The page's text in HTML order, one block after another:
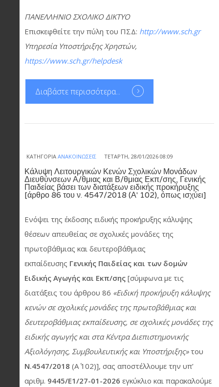
ΠΑΝΕΛΛΗΝΙΟ ΣΧΟΛΙΚΟ ΔΙΚΤΥΟ
Επισκεφθείτε την πύλη του ΠΣΔ: http://www.sch.gr
Υπηρεσία Υποστήριξης Χρηστών,
https://www.sch.gr/helpdesk
Διαβάστε περισσότερα...
ΚΑΤΗΓΟΡΊΑ ΑΝΑΚΟΙΝΏΣΕΙΣ ΤΕΤΆΡΤΗ, 28/01/2026 08:09
Κάλυψη Λειτουργικών Κενών Σχολικών Μονάδων
Διευθύνσεων Α/θμιας και Β/θμιας Εκπ/σης, Γενικής
Παιδείας βάσει των διατάξεων ειδικής προκήρυξης
[άρθρο 86 του ν. 4547/2018 (Α' 102), όπως ισχύει]
Ενόψει της έκδοσης ειδικής προκήρυξης κάλυψης
θέσεων απευθείας σε σχολικές μονάδες της
πρωτοβάθμιας και δευτεροβάθμιας
εκπαίδευσης Γενικής Παιδείας και των δομών
Ειδικής Αγωγής και Εκπ/σης [σύμφωνα με τις
διατάξεις του άρθρου 86 «Ειδική προκήρυξη κάλυψης
κενών σε σχολικές μονάδες της πρωτοβάθμιας και
δευτεροβάθμιας εκπαίδευσης, σε σχολικές μονάδες της
ειδικής αγωγής και στα Κέντρα Διεπιστημονικής
Αξιολόγησης, Συμβουλευτικής και Υποστήριξης»του
Ν.4547/2018 (Α΄ 102)], σας αποστέλλουμε την υπ’
αριθμ. 9445/E1/27-01-2026 εγκύκλιο και παρακαλούμε